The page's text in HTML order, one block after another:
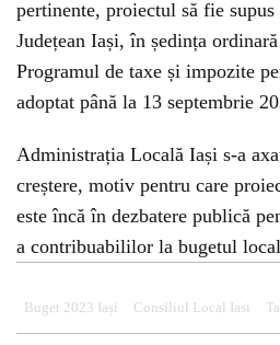
pertinente, proiectul să fie
Județean Iași, în ședința
Programul de taxe și impozite
adoptat până la 13 septembrie
Administrația Locală Iași s-a
creștere, motiv pentru care
este încă în dezbatere publică
a contribuabililor la bugetul
Buget 2023 Iași Consiliul Local Iasi